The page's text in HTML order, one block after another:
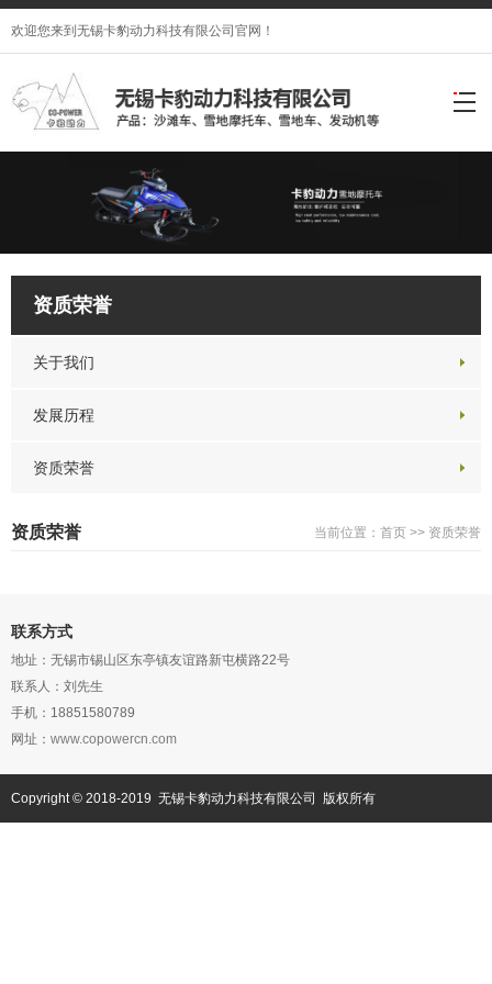
欢迎您来到无锡卡豹动力科技有限公司官网！
资质荣誉
关于我们
发展历程
资质荣誉
资质荣誉
当前位置：首页 >> 资质荣誉
联系方式
地址：无锡市锡山区东亭镇友谊路新屯横路22号
联系人：刘先生
手机：18851580789
网址： www.copowercn.com
Copyright © 2018-2019 无锡卡豹动力科技有限公司 版权所有